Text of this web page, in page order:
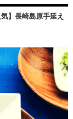
】長崎島原手延え